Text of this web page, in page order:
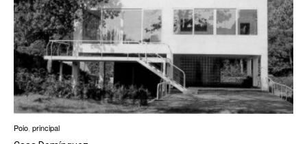
Poio, principal